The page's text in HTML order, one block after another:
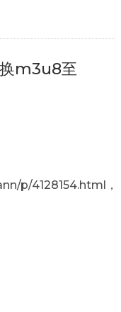
m3u8至
p/4128154.html，